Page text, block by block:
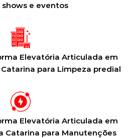
shows e eventos
Elevatória Articulada em
para Limpeza predial
Elevatória Articulada em
Catarina para Manutenções